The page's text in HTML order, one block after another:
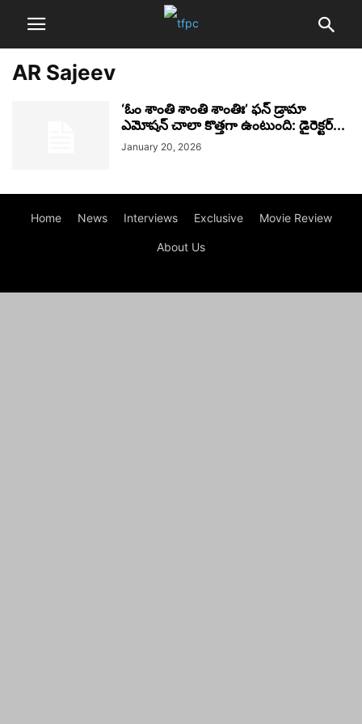
AR Sajeev
‘ఓం శాంతి శాంతి శాంతిః’ ఫన్ డ్రామా
ఎమోషన్ చాలా కొత్తగా ఉంటుంది: డైరెక్టర్...
January 20, 2026
Home News Interviews Exclusive Movie Review
About Us